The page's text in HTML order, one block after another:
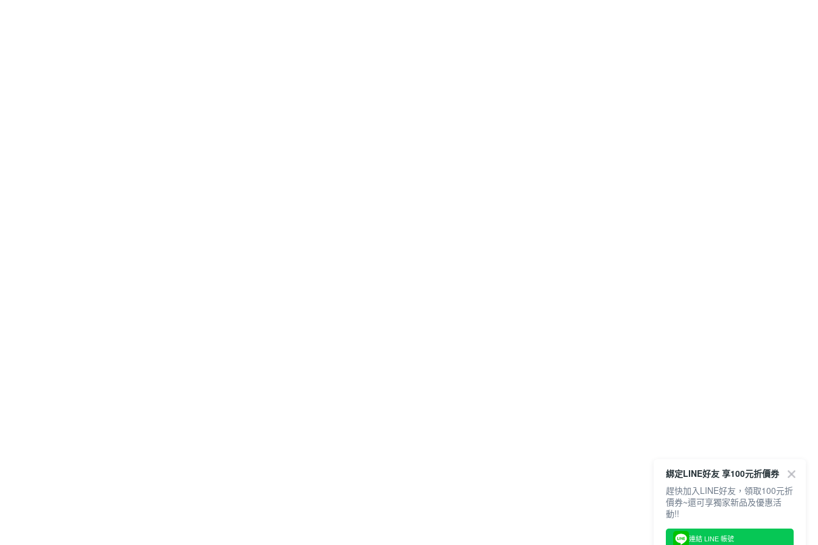
綁定LINE好友 享100元折價券
趕快加入LINE好友，領取100元折
價券~還可享獨家新品及優惠活
動!!
連結 LINE 帳號